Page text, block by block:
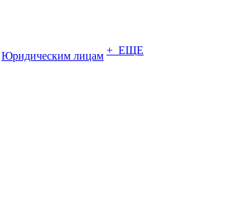
Юридическим лицам + ЕЩЕ